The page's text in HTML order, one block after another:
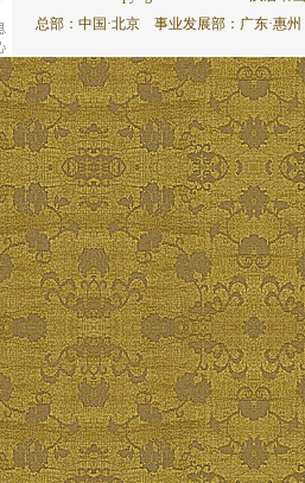
总部：中国·北京 事业发展部：广东·惠